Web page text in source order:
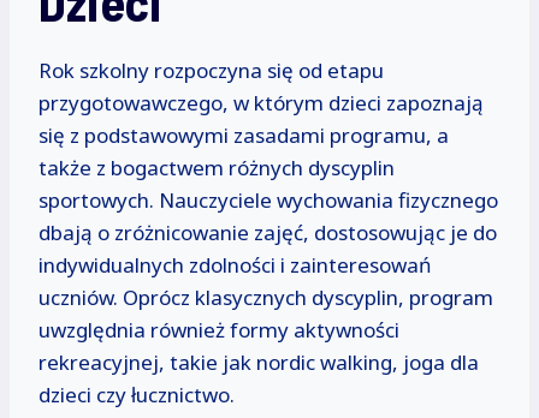
Rok szkolny rozpoczyna się od etapu
przygotowawczego, w którym dzieci zapoznają
się z podstawowymi zasadami programu, a
także z bogactwem różnych dyscyplin
sportowych. Nauczyciele wychowania fizycznego
dbają o zróżnicowanie zajęć, dostosowując je do
indywidualnych zdolności i zainteresowań
uczniów. Oprócz klasycznych dyscyplin, program
uwzględnia również formy aktywności
rekreacyjnej, takie jak nordic walking, joga dla
dzieci czy łucznictwo.